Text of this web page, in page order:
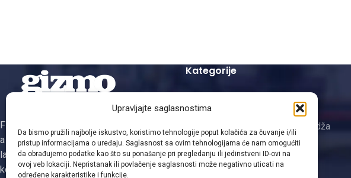
Upravljajte saglasnostima
Da bismo pružili najbolje iskustvo, koristimo tehnologije poput kolačića za čuvanje i/ili
pristup informacijama o uređaju. Saglasnost sa ovim tehnologijama će nam omogućiti
da obrađujemo podatke kao što su ponašanje pri pregledanju ili jedinstveni ID-ovi na
ovoj veb lokaciji. Nepristanak ili povlačenje saglasnosti može negativno uticati na
određene karakteristike i funkcije.
Firma Gizmo je osnovana 1995. godine,
a obnovom i distribucijom patrona za
laserske i ink-jet štampače, faks i
kopirne uređaje se bavi od 2003. godine.
Kategorije
Zamjenski Kopir Toneri
Mašinsko punjenje InkJet Kertridža
Zamjenski Inkjet Kertridži